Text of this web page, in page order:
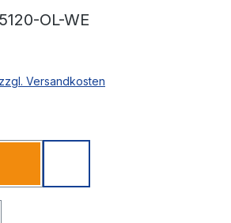
OL-WE
Versandkosten
Gib den